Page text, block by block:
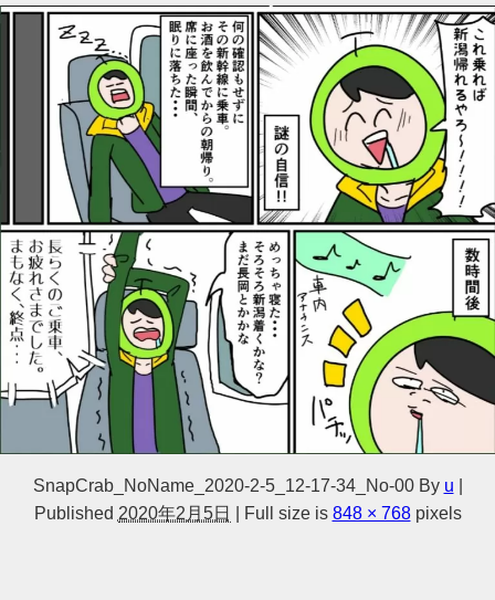
SnapCrab_NoName_2020-2-5_12-17-34_No-00 By u
Published 2020年2月5日 Full size is 848 × 768pixels